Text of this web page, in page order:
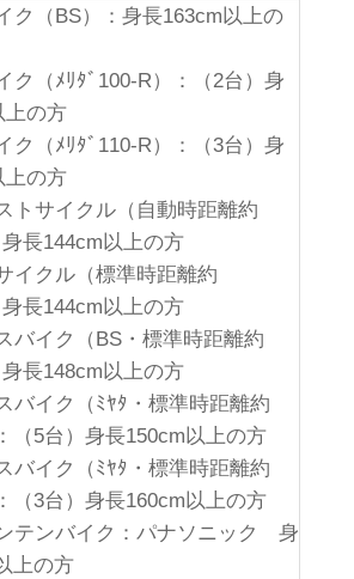
ク（BS）：身長163cm以上の
ク（ﾒﾘﾀﾞ100-R）：（2台）身
上の方
ク（ﾒﾘﾀﾞ110-R）：（3台）身
上の方
トサイクル（自動時距離約
長144cm以上の方
イクル（標準時距離約
長144cm以上の方
バイク（BS・標準時距離約
長148cm以上の方
バイク（ﾐﾔﾀ・標準時距離約
（5台）身長150cm以上の方
バイク（ﾐﾔﾀ・標準時距離約
（3台）身長160cm以上の方
テンバイク：パナソニック 身
上の方